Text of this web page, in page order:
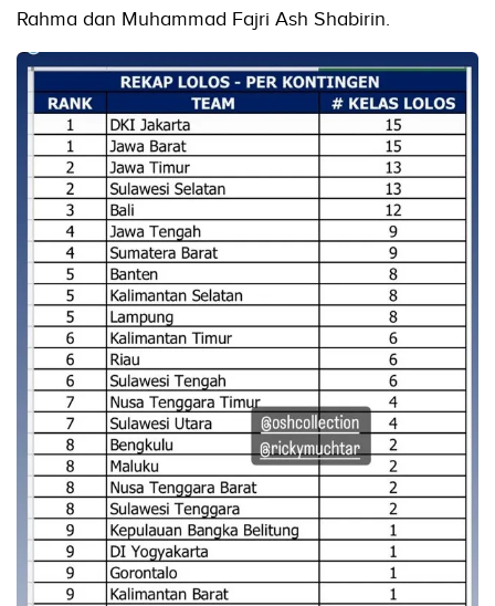
Rahma dan Muhammad Fajri Ash Shabirin.